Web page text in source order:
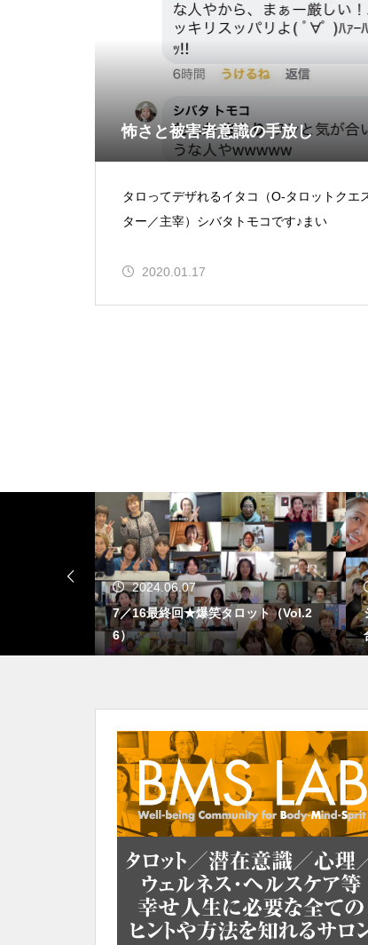
怖さと被害者意識の手放し
タロってデザれるイタコ（O-タロットクエ
ター／主宰）シバタトモコです♪まい
2020.01.17
2024.06.07
7／16最終回★爆笑タロット（Vol.2
6）
根性座った幼なじみ